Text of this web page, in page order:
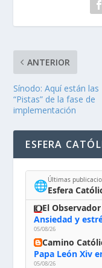
ANTERIOR
Sínodo: Aquí están las
“Pistas” de la fase de
implementación
ESFERA
🌐Últimas
Esfera
El
Ansiedad y
05/08/26
Camino
05/08/26